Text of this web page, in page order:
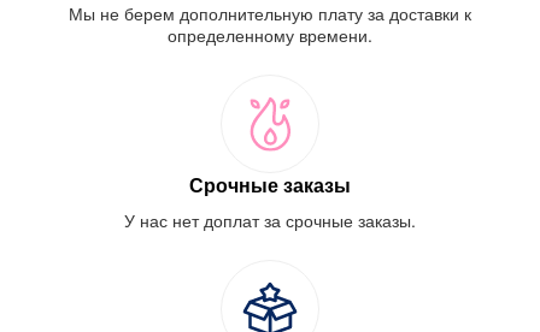
Мы не берем дополнительную плату за доставки к
определенному времени.
Срочные заказы
У нас нет доплат за срочные заказы.